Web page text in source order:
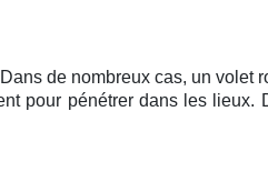
de nombreux cas, un volet
pour pénétrer dans les lieux.